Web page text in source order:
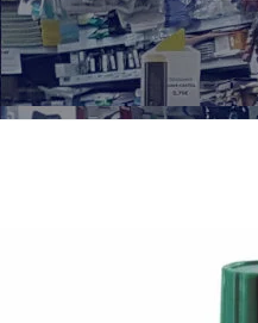
Servicios